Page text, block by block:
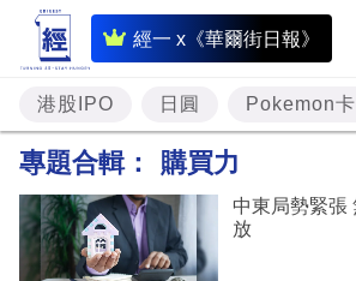
經一 x《華爾街日報》
即
時
財
經
題
投
港股IPO 日圓 Pokemon卡
專題合輯： 購買力
中東局勢緊張 無阻港樓購買力釋
放